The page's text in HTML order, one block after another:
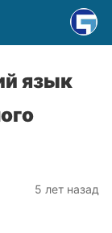
язык
5 лет назад